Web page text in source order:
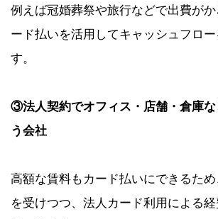
例えば冠婚葬祭や旅行などで出費が
ード払いを活用してキャッシュフロ
す。
③法人契約でオフィス・店舗・倉庫
う会社
高額な賃料もカード払いにできるた
を受けつつ、法人カード利用による